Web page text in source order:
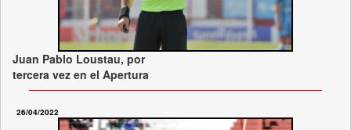
Juan Pablo Loustau, por
tercera vez en el Apertura
26/04/2022